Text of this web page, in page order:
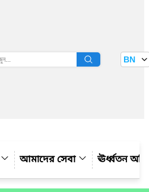
বাতায়ন BN
আমাদের সেবা ঊর্ধ্বতন